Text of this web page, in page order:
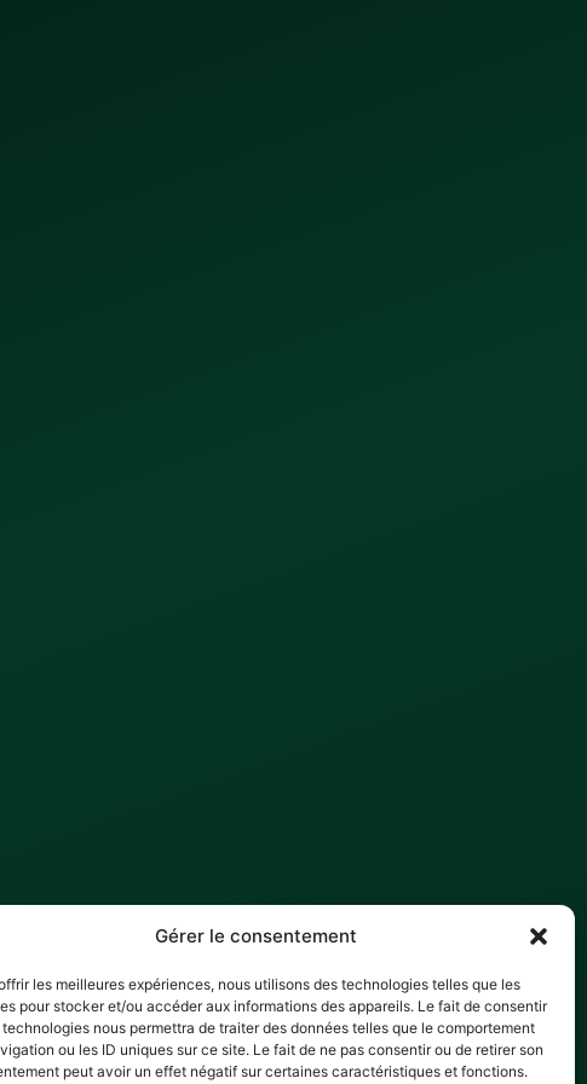
Gérer le consentement
les meilleures expériences, nous utilisons des technologies telles que les
pour stocker et/ou accéder aux informations des appareils. Le fait de consentir
nous permettra de traiter des données telles que le comportement
ou les ID uniques sur ce site. Le fait de ne pas consentir ou de retirer son
peut avoir un effet négatif sur certaines caractéristiques et fonctions.